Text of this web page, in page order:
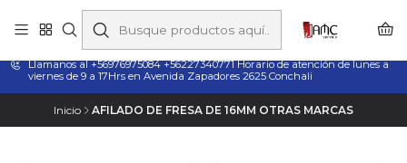
Taladros Magnéticos en Chile | Venta, Arriendo y Servicio
Técnico
Llamanos al +56976975084 +56227340771 Horario de atención de lunes a
viernes de 9 a 17Hrs en Avenida Zapadores 2625 Conchali
Inicio AFILADO DE FRESA DE 16MM OTRAS MARCAS